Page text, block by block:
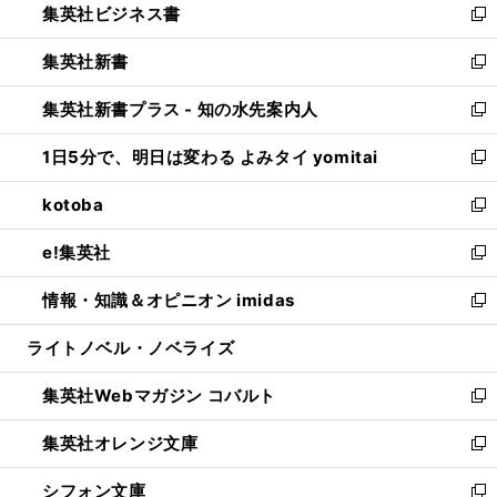
く
で
開
く
ド
ウ
で
開
く
い
ウ
ィ
ン
ド
ウ
で
開
く
集英社ビジネス書
新
し
い
ウ
ィ
ン
ド
ウ
で
開
く
集英社新書
新
し
い
ウ
ィ
ン
ド
ウ
で
開
く
集英社新書プラス - 知の水先案内人
新
し
い
ウ
ィ
ン
ド
ウ
で
開
1日5分で、明日は変わる よみタイ yomitai
新
し
い
ウ
ィ
ン
ド
ウ
開
く
kotoba
新
し
い
ウ
ィ
ン
ウ
で
開
く
e!集英社
新
し
い
ウ
ン
ド
ウ
で
開
く
情報・知識＆オピニオン imidas
新
し
ウ
ィ
ン
ド
ウ
で
ライトノベル・ノベライズ
集英社Webマガジン コバルト
新
し
い
ウ
集英社オレンジ文庫
新
し
シフォン文庫